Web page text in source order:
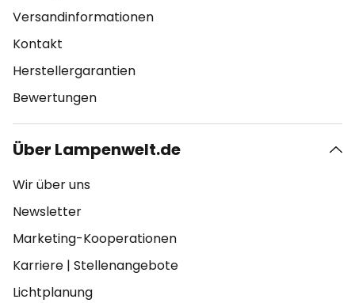
Versandinformationen
Kontakt
Herstellergarantien
Bewertungen
Über Lampenwelt.de
Wir über uns
Newsletter
Marketing-Kooperationen
Karriere | Stellenangebote
Lichtplanung